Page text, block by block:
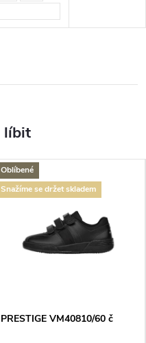
Oblíbené
Snažíme se držet skladem
PRESTIGE VM40810/60 č